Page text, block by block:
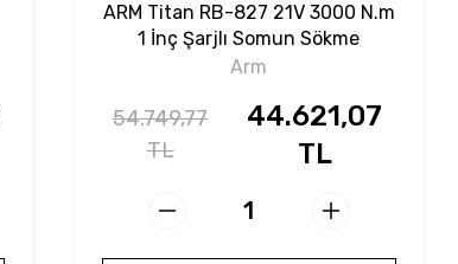
ARM Titan RB-827 21V 3000 N.m
1 İnç Şarjlı Somun Sökme
Arm
54.749,77
TL
44.621,07
TL